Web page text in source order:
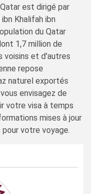
est dirigé par
Khalifah ibn
du Qatar
1,7 million de
voisins et d'autres
repose
naturel exportés
envisagez de
votre visa à temps
mises à jour
votre voyage.